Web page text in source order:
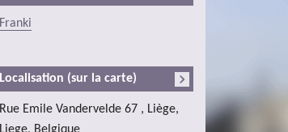
Franki
Localisation (sur la carte)
Rue Emile Vandervelde 67 , Liège,